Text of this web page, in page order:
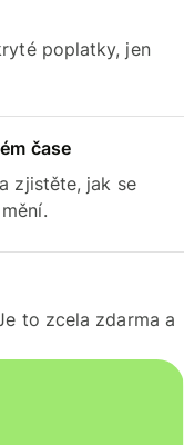
poplatky, jen
čase
zjistěte, jak se
to zcela zdarma a